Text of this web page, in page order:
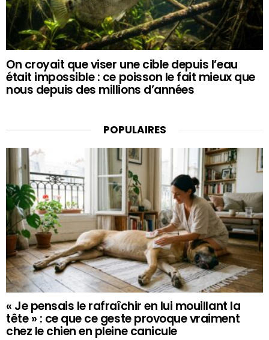
On croyait que viser une cible depuis l’eau
était impossible : ce poisson le fait mieux que
nous depuis des millions d’années
POPULAIRES
« Je pensais le rafraîchir en lui mouillant la
tête » : ce que ce geste provoque vraiment
chez le chien en pleine canicule